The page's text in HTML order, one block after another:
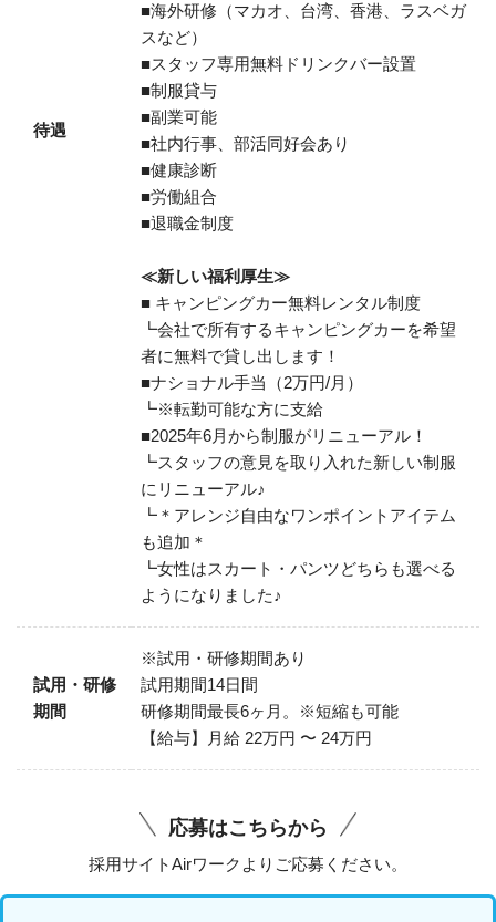
待遇
■海外研修（マカオ、台湾、香港、ラスベガ
スなど）
■スタッフ専用無料ドリンクバー設置
■制服貸与
■副業可能
■社内行事、部活同好会あり
■健康診断
■労働組合
■退職金制度
≪新しい福利厚生≫
■ キャンピングカー無料レンタル制度
┗会社で所有するキャンピングカーを希望
者に無料で貸し出します！
■ナショナル手当（2万円/月）
┗※転勤可能な方に支給
■2025年6月から制服がリニューアル！
┗スタッフの意見を取り入れた新しい制服
にリニューアル♪
┗＊アレンジ自由なワンポイントアイテム
も追加＊
┗女性はスカート・パンツどちらも選べる
ようになりました♪
試用・研修
期間
※試用・研修期間あり
試用期間14日間
研修期間最長6ヶ月。※短縮も可能
【給与】月給 22万円 〜 24万円
応募はこちらから
採用サイトAirワークよりご応募ください。